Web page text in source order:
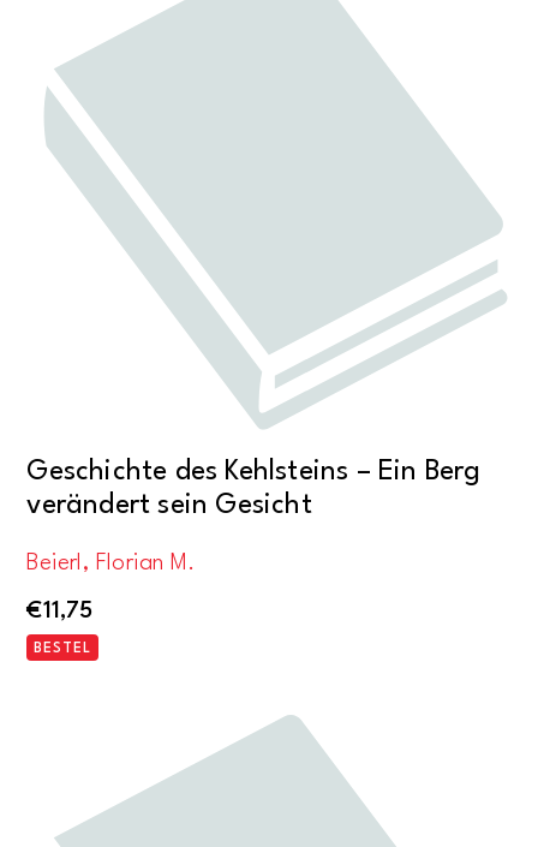
Geschichte des Kehlsteins – Ein Berg
verändert sein Gesicht
Beierl, Florian M.
€11,75
BESTEL